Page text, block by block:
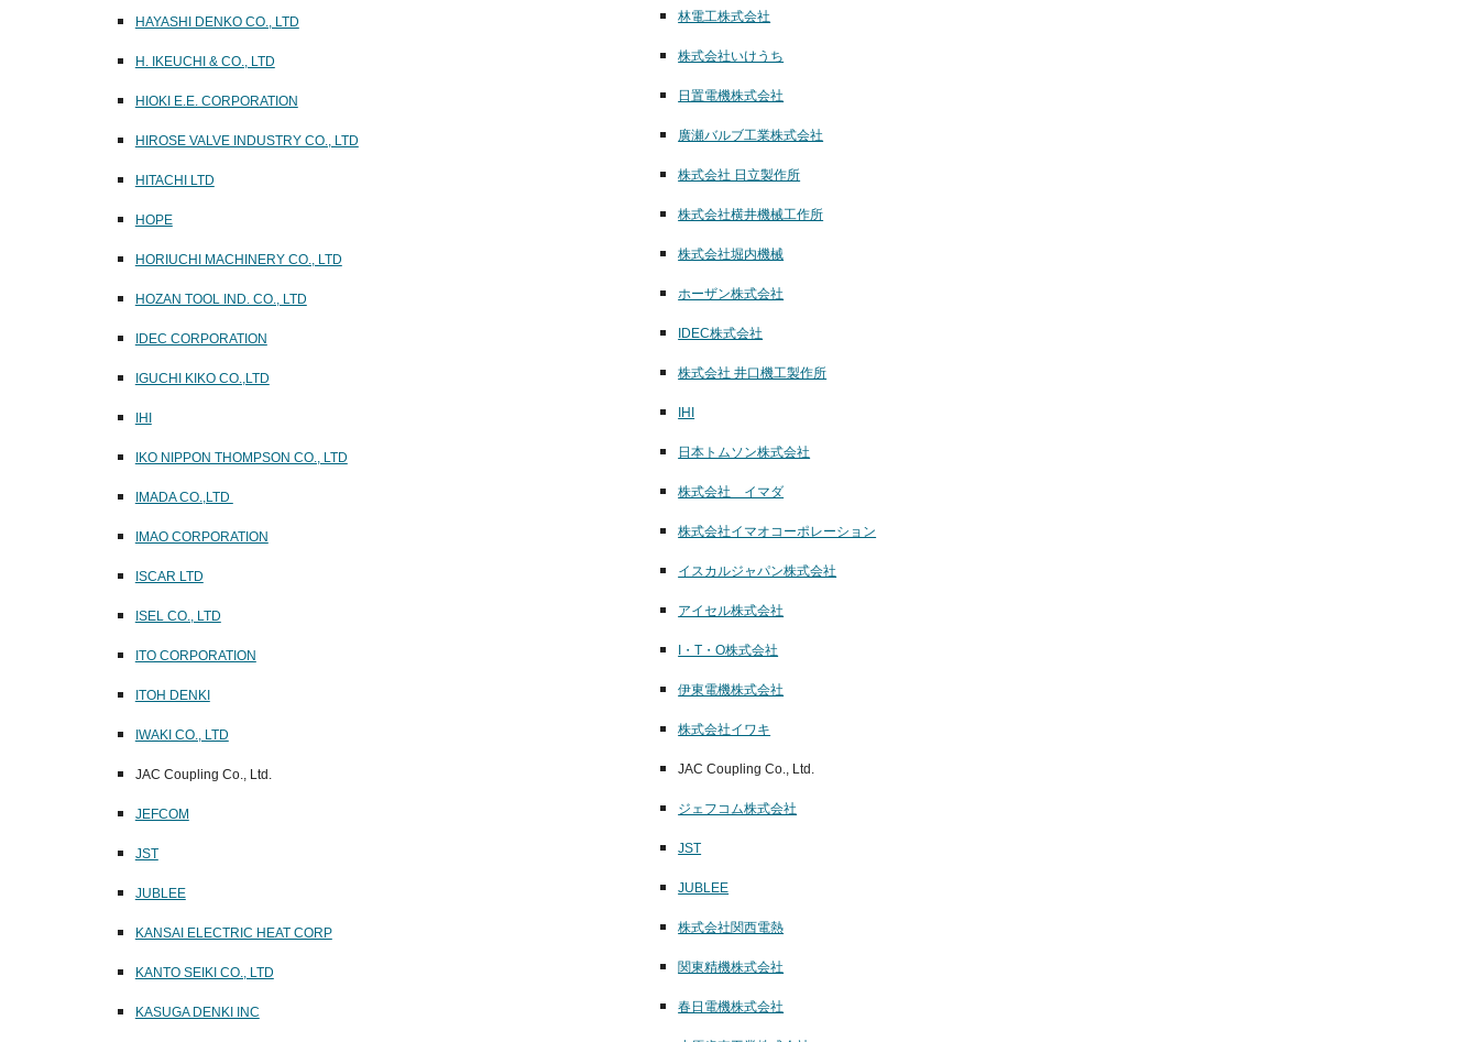
HAYASHI DENKO CO., LTD
H. IKEUCHI & CO., LTD
HIOKI E.E. CORPORATION
HIROSE VALVE INDUSTRY CO., LTD
HITACHI LTD
HOPE
HORIUCHI MACHINERY CO., LTD
HOZAN TOOL IND. CO., LTD
IDEC CORPORATION
IGUCHI KIKO CO.,LTD
IHI
IKO NIPPON THOMPSON CO., LTD
IMADA CO.,LTD
IMAO CORPORATION
ISCAR LTD
ISEL CO., LTD
ITO CORPORATION
ITOH DENKI
IWAKI CO., LTD
JAC Coupling Co., Ltd.
JEFCOM
JST
JUBLEE
KANSAI ELECTRIC HEAT CORP
KANTO SEIKI CO., LTD
KASUGA DENKI INC
林電工株式会社
株式会社いけうち
日置電機株式会社
廣瀬バルブ工業株式会社
株式会社 日立製作所
株式会社横井機械工作所
株式会社堀内機械
ホーザン株式会社
IDEC株式会社
株式会社 井口機工製作所
IHI
日本トムソン株式会社
株式会社 イマダ
株式会社イマオコーポレーション
イスカルジャパン株式会社
アイセル株式会社
I・T・O株式会社
伊東電機株式会社
株式会社イワキ
JAC Coupling Co., Ltd.
ジェフコム株式会社
JST
JUBLEE
株式会社関西電熱
関東精機株式会社
春日電機株式会社